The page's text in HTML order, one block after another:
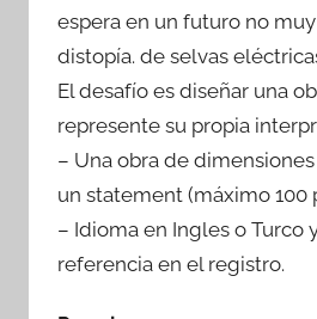
espera en un futuro no
distopía. de selvas
El desafío es diseñar una
represente su propia
– Una obra de
un statement (máximo 100
– Idioma en Ingles o Turco
referencia en el registro.